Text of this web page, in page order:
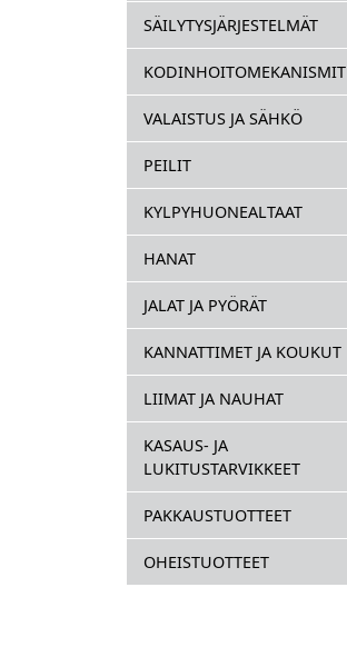
SÄILYTYSJÄRJESTELMÄT
KODINHOITOMEKANISMIT
VALAISTUS JA SÄHKÖ
PEILIT
KYLPYHUONEALTAAT
HANAT
JALAT JA PYÖRÄT
KANNATTIMET JA KOUKUT
LIIMAT JA NAUHAT
KASAUS- JA
LUKITUSTARVIKKEET
PAKKAUSTUOTTEET
OHEISTUOTTEET